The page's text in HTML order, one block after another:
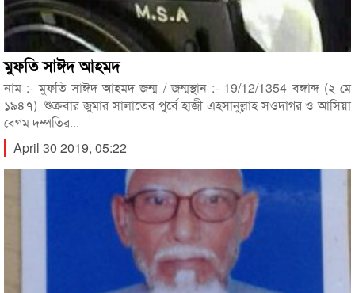
মুফতি সাঈদ আহমদ
নাম :- মুফতি সাঈদ আহমদ জন্ম / জন্মস্থান :- 19/12/1354 বঙ্গাব্দ (২ মে
১৯৪৭) শুক্রবার জুমার সালাতের পুর্বে হাজী এহসানুল্লাহ সওদাগর ও আসিয়া
বেগম দম্পতির...
April 30 2019, 05:22